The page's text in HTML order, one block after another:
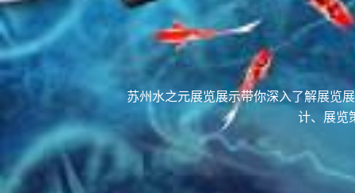
苏州水之元展览展示带你深入了解展览
计、展览